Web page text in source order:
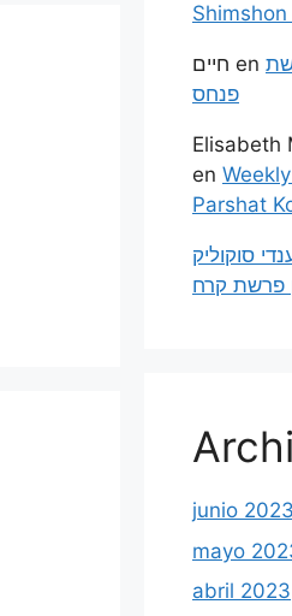
חיים en
פנחס
Elisabeth
en
Parshat
סוקוליק
פרשת קרח
junio 2023
mayo
abril 2023